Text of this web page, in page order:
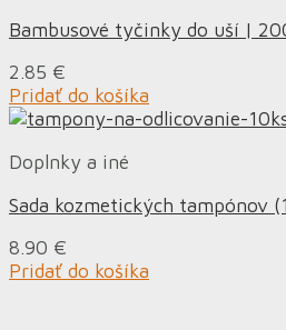
Bambusové tyčinky do uší |
2.85 €
Pridať do košíka
Doplnky a iné
Sada kozmetických tampónov
8.90 €
Pridať do košíka